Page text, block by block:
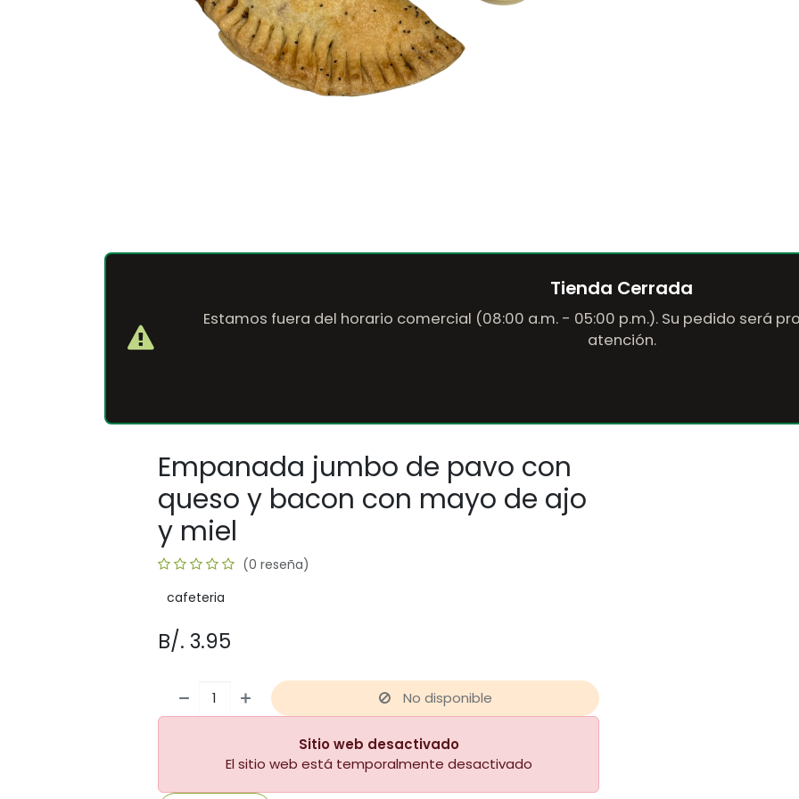
Tienda Cerrada
Estamos fuera del horario comercial (08:00 a.m. - 05:00 p.m.). Su pedido será
atención.
Empanada jumbo de pavo con
queso y bacon con mayo de ajo
y miel
(0 reseña)
cafeteria
B/. 3.95
No disponible
Sitio web desactivado
El sitio web está temporalmente desactivado